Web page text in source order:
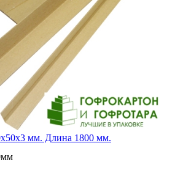
мм. Длина 1800 мм.